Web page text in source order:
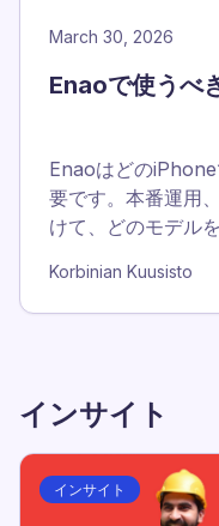
March 30, 2026
Enaoで使うべ
Enaoはどの
要です。本番運用
けて、どのモデル
Korbinian Kuusisto
インサイト
インサイト